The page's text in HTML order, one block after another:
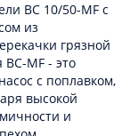
BC 10/50-MF с
из
грязной
MF - это
с поплавком,
высокой
и